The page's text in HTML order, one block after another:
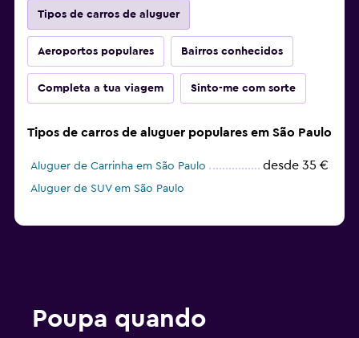
Tipos de carros de aluguer
Aeroportos populares Bairros conhecidos
Completa a tua viagem Sinto-me com sorte
Tipos de carros de aluguer populares em São Paulo
Aluguer de Carrinha em São Paulo desde 35 €
Aluguer de SUV em São Paulo
Poupa quando